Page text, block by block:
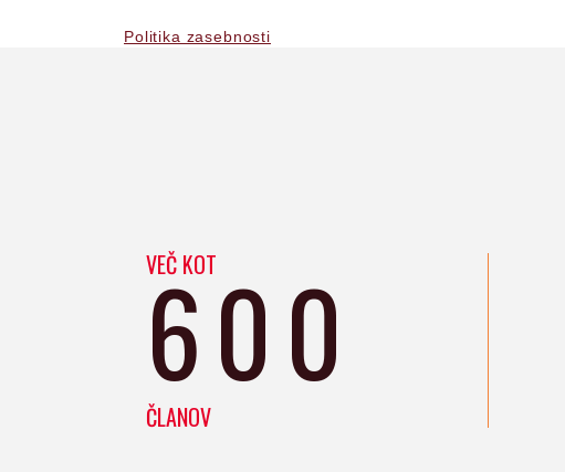
Politika zasebnosti
VEČ KOT
600
ČLANOV